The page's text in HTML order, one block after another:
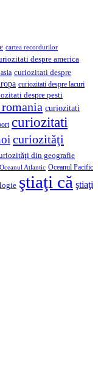
cartea recordurilor
despre america
curiozitati despre
curiozitati despre lacuri
despre pesti
curiozitati
curiozitati
curiozităţi
din geografie
Oceanul Atlantic Oceanul Pacific
ştiaţi că ştiaţi